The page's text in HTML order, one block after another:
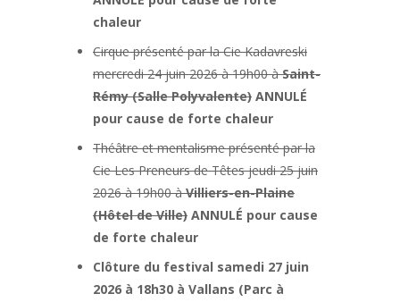
chaleur
Cirque présenté par la Cie Kadavreski
mercredi 24 juin 2026 à 19h00 àSaint-
Rémy (Salle Polyvalente) ANNULÉ
pour cause de forte chaleur
Théâtre et mentalisme présenté par la
Cie Les Preneurs de Têtes jeudi 25 juin
2026 à 19h00 àVilliers-en-Plaine
(Hôtel de Ville) ANNULÉ pour cause
de forte chaleur
Clôture du festival samedi 27 juin
2026 à 18h30 à Vallans (Parc à